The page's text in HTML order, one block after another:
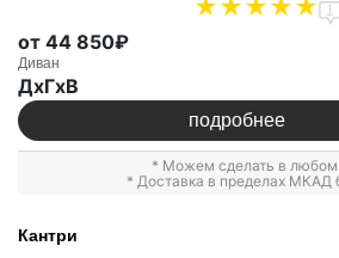
1
от 44 850₽
Диван
ДxГxВ
подробнее
* Можем сделать в любом
* Доставка в пределах МКАД
Кантри